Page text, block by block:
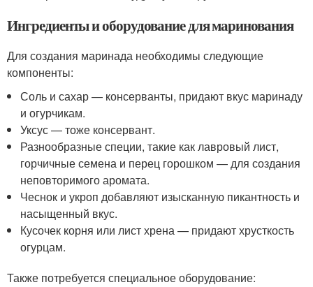
Ингредиенты и оборудование для маринования
Для создания маринада необходимы следующие
компоненты:
Соль и сахар — консерванты, придают вкус маринаду
и огурчикам.
Уксус — тоже консервант.
Разнообразные специи, такие как лавровый лист,
горчичные семена и перец горошком — для создания
неповторимого аромата.
Чеснок и укроп добавляют изысканную пикантность и
насыщенный вкус.
Кусочек корня или лист хрена — придают хрусткость
огурцам.
Также потребуется специальное оборудование: